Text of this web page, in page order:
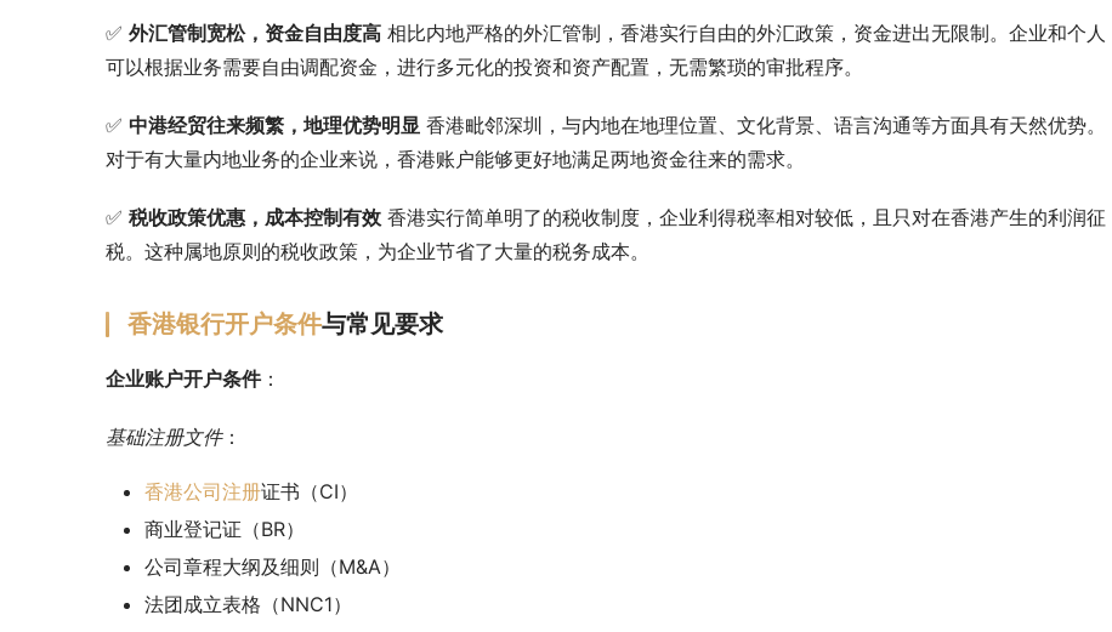
✅ 外汇管制宽松，资金自由度高 相比内地严格的外汇管制，香港实行自由的外汇政策，资金进出无限制。企业和个人
可以根据业务需要自由调配资金，进行多元化的投资和资产配置，无需繁琐的审批程序。
✅ 中港经贸往来频繁，地理优势明显 香港毗邻深圳，与内地在地理位置、文化背景、语言沟通等方面具有天然优势。
对于有大量内地业务的企业来说，香港账户能够更好地满足两地资金往来的需求。
✅ 税收政策优惠，成本控制有效 香港实行简单明了的税收制度，企业利得税率相对较低，且只对在香港产生的利润征
税。这种属地原则的税收政策，为企业节省了大量的税务成本。
香港银行开户条件与常见要求
企业账户开户条件：
基础注册文件：
香港公司注册证书（CI）
商业登记证（BR）
公司章程大纲及细则（M&A）
法团成立表格（NNC1）